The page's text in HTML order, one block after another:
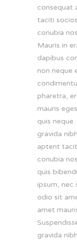
consequat
taciti
conubia
Mauris in
dapibus
non neque
pharetra,
mauris
quis
gravida
aptent
conubia
quis
ipsum, nec
odio sit
amet
gravida